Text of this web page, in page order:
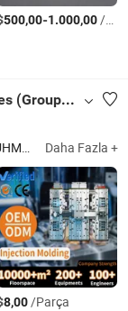
500,00-1.000,00/Parça
Guangdong Engineering Plastics Industries (Group) Co., Ltd.
POM, PTFE, Peek, PPS, PU, ABS, PVDF Daha Fazla +
8,00/Parça